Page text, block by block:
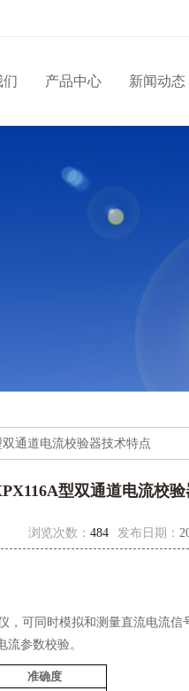
们 产品中心 新闻动态
双通道电流校验器技术特点
型双通道电流校
浏览次数： 484 发布日期：
，可同时模拟和测量直流电流
参数校验。
准确度